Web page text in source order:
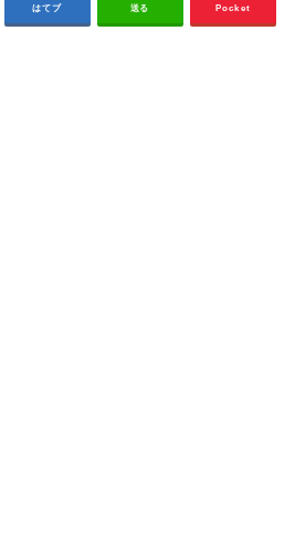
はてブ 送る Pocket